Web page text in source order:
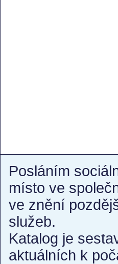
Posláním
místo ve
ve znění
služeb.
Katalog je
aktuálních k